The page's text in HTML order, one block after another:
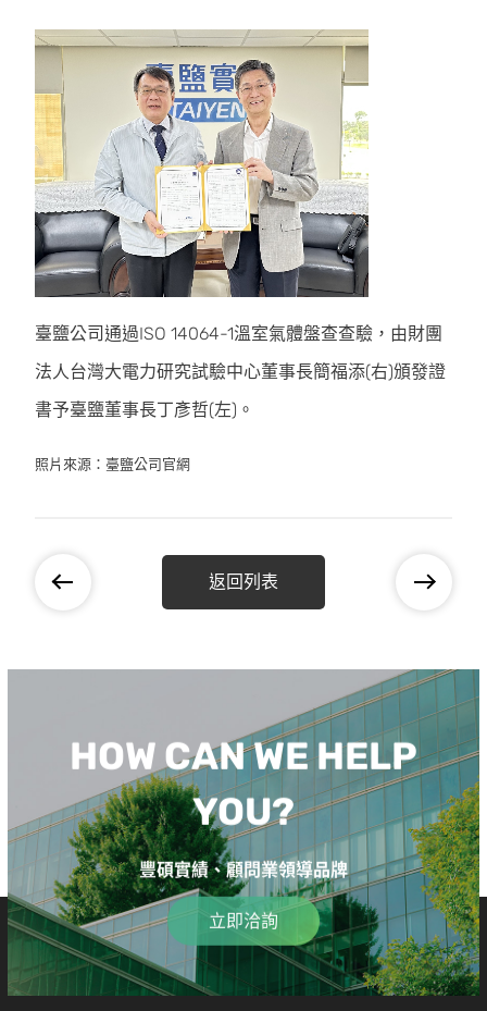
臺鹽公司通過ISO 14064-1溫室氣體盤查查驗，由財團
法人台灣大電力研究試驗中心董事長簡福添(右)頒發證
書予臺鹽董事長丁彥哲(左)。
照片來源：臺鹽公司官網
返回列表
HOW CAN WE HELP
YOU?
豐碩實績、顧問業領導品牌
立即洽詢